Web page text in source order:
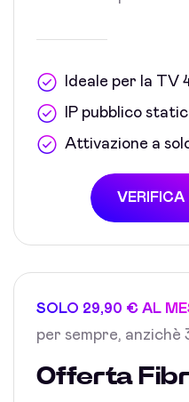
Ideale per la TV
IP pubblico
Attivazione a
VERIFICA
SOLO 29,90 € AL
per sempre, anzichè
Offerta